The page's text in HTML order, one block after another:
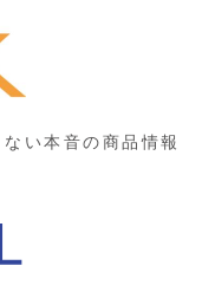
い本音の商品情報